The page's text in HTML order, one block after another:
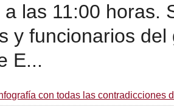
las 11:00 horas.
y funcionarios
E...
con todas las contradicciones